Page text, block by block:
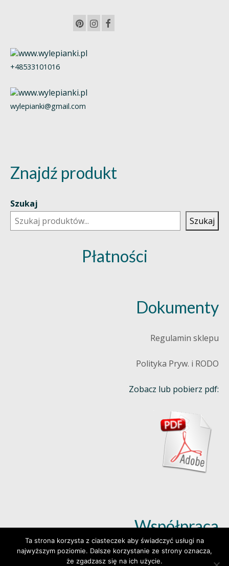
+48533101016
wylepianki@gmail.com
Znajdź produkt
Szukaj
Szukaj
Płatności
Dokumenty
Regulamin sklepu
Polityka Pryw. i RODO
Zobacz lub pobierz pdf:
Współpraca
Dowiedz się więcej (klik)
Ta strona korzysta z ciasteczek aby świadczyć usługi na
najwyższym poziomie. Dalsze korzystanie ze strony oznacza,
że zgadzasz się na ich użycie.